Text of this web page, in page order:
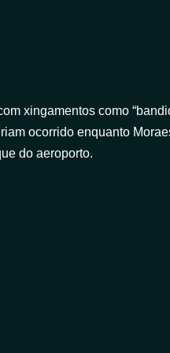
xingamentos como
ocorrido enquanto
do aeroporto.